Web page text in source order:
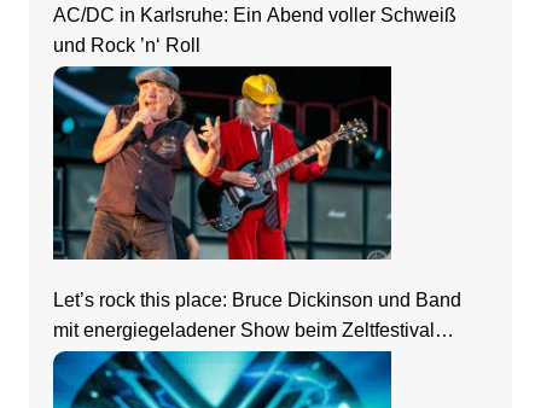
AC/DC in Karlsruhe: Ein Abend voller Schweiß
und Rock ’n‘ Roll
Let’s rock this place: Bruce Dickinson und Band
mit energiegeladener Show beim Zeltfestival
Rhein-Neckar